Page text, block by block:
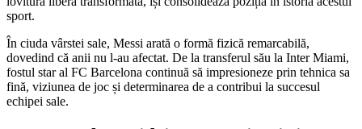
sport.
În ciuda vârstei sale, Messi arată o formă fizică remarcabilă,
dovedind că anii nu l-au afectat. De la transferul său la Inter Miami,
fostul star al FC Barcelona continuă să impresioneze prin tehnica sa
fină, viziunea de joc și determinarea de a contribui la succesul
echipei sale.